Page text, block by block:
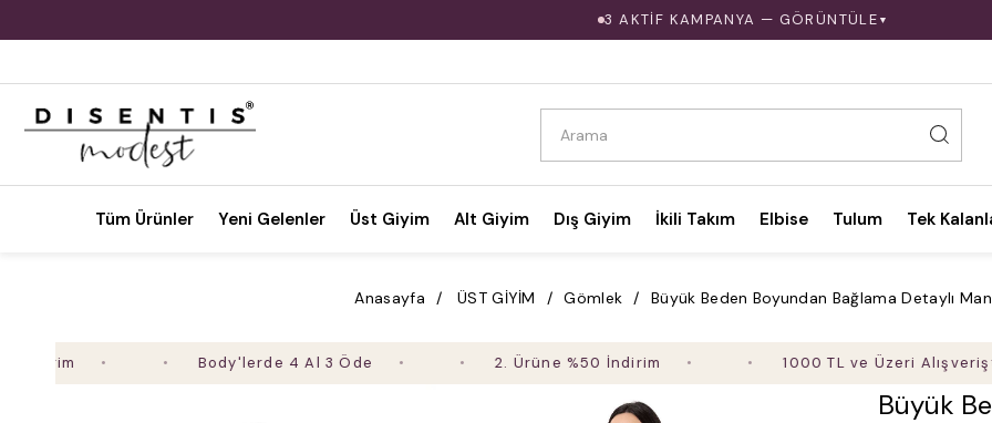
3 AKTİF KAMPANYA — GÖRÜNTÜLE ▼
Tüm Ürünler Yeni Gelenler Üst Giyim Alt Giyim Dış Giyim İkili Takım Elbise Tulum Tek
Anasayfa ÜST GİYİM Gömlek Büyük Beden Boyundan Bağlama Detaylı
Body'lerde 4 Al 3 Öde 2. Ürüne %50 İndirim 1000 TL ve Üzeri Alışverişte
Büyük